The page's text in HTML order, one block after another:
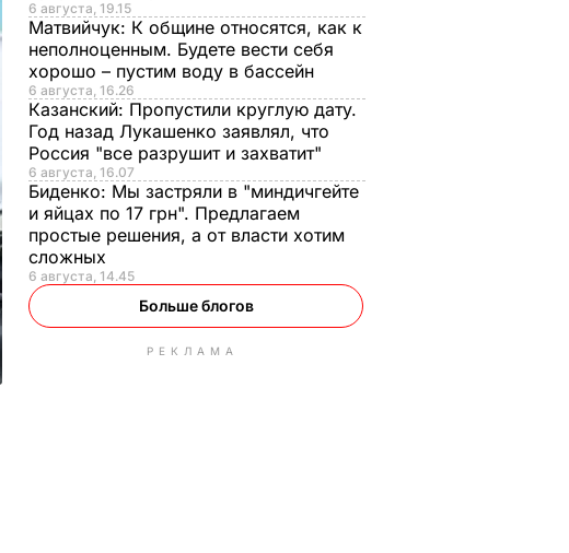
6 августа, 19.15
Матвийчук: К общине относятся, как к
неполноценным. Будете вести себя
хорошо – пустим воду в бассейн
6 августа, 16.26
Казанский: Пропустили круглую дату.
Год назад Лукашенко заявлял, что
Россия "все разрушит и захватит"
6 августа, 16.07
Биденко: Мы застряли в "миндичгейте
и яйцах по 17 грн". Предлагаем
простые решения, а от власти хотим
сложных
6 августа, 14.45
Больше блогов
РЕКЛАМА